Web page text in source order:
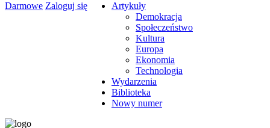
Darmowe Zaloguj się
Artykuły
Demokracja
Społeczeństwo
Kultura
Europa
Ekonomia
Technologia
Wydarzenia
Biblioteka
Nowy numer